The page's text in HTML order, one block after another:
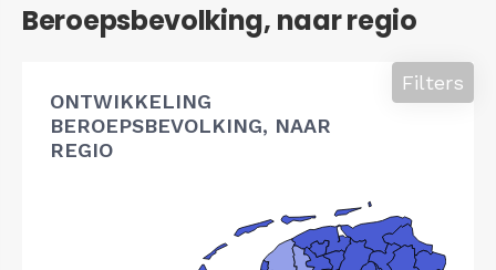
Beroepsbevolking, naar regio
ONTWIKKELING
BEROEPSBEVOLKING, NAAR
REGIO
Filters